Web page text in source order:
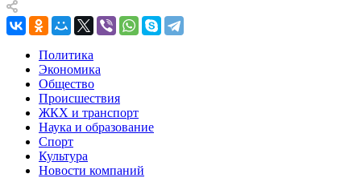
Политика
Экономика
Общество
Происшествия
ЖКХ и транспорт
Наука и образование
Спорт
Культура
Новости компаний